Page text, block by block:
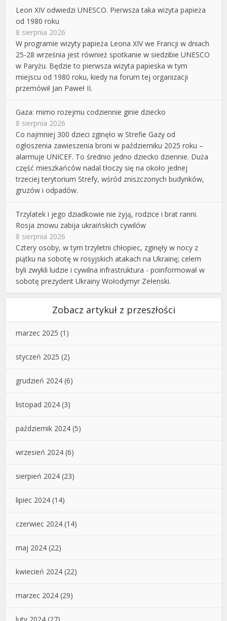
Leon XIV odwiedzi UNESCO. Pierwsza taka wizyta papieża
od 1980 roku
8 sierpnia 2026
W programie wizyty papieża Leona XIV we Francji w dniach
25-28 września jest również spotkanie w siedzibie UNESCO
w Paryżu. Będzie to pierwsza wizyta papieska w tym
miejscu od 1980 roku, kiedy na forum tej organizacji
przemówił Jan Paweł II.
Gaza: mimo rozejmu codziennie ginie dziecko
8 sierpnia 2026
Co najmniej 300 dzieci zginęło w Strefie Gazy od
ogłoszenia zawieszenia broni w październiku 2025 roku –
alarmuje UNICEF. To średnio jedno dziecko dziennie. Duża
część mieszkańców nadal tłoczy się na około jednej
trzeciej terytorium Strefy, wśród zniszczonych budynków,
gruzów i odpadów.
Trzylatek i jego dziadkowie nie żyją, rodzice i brat ranni.
Rosja znowu zabija ukraińskich cywilów
8 sierpnia 2026
Cztery osoby, w tym trzyletni chłopiec, zginęły w nocy z
piątku na sobotę w rosyjskich atakach na Ukrainę; celem
byli zwykli ludzie i cywilna infrastruktura - poinformował w
sobotę prezydent Ukrainy Wołodymyr Zełenski.
Zobacz artykuł z przeszłości
marzec 2025 (1)
styczeń 2025 (2)
grudzień 2024 (6)
listopad 2024 (3)
październik 2024 (5)
wrzesień 2024 (6)
sierpień 2024 (23)
lipiec 2024 (14)
czerwiec 2024 (14)
maj 2024 (22)
kwiecień 2024 (22)
marzec 2024 (29)